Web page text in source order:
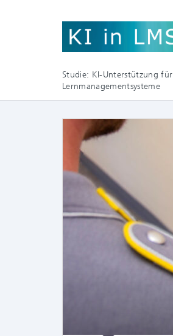
Studie: KI-Unterstützung für
Lernmanagementsysteme